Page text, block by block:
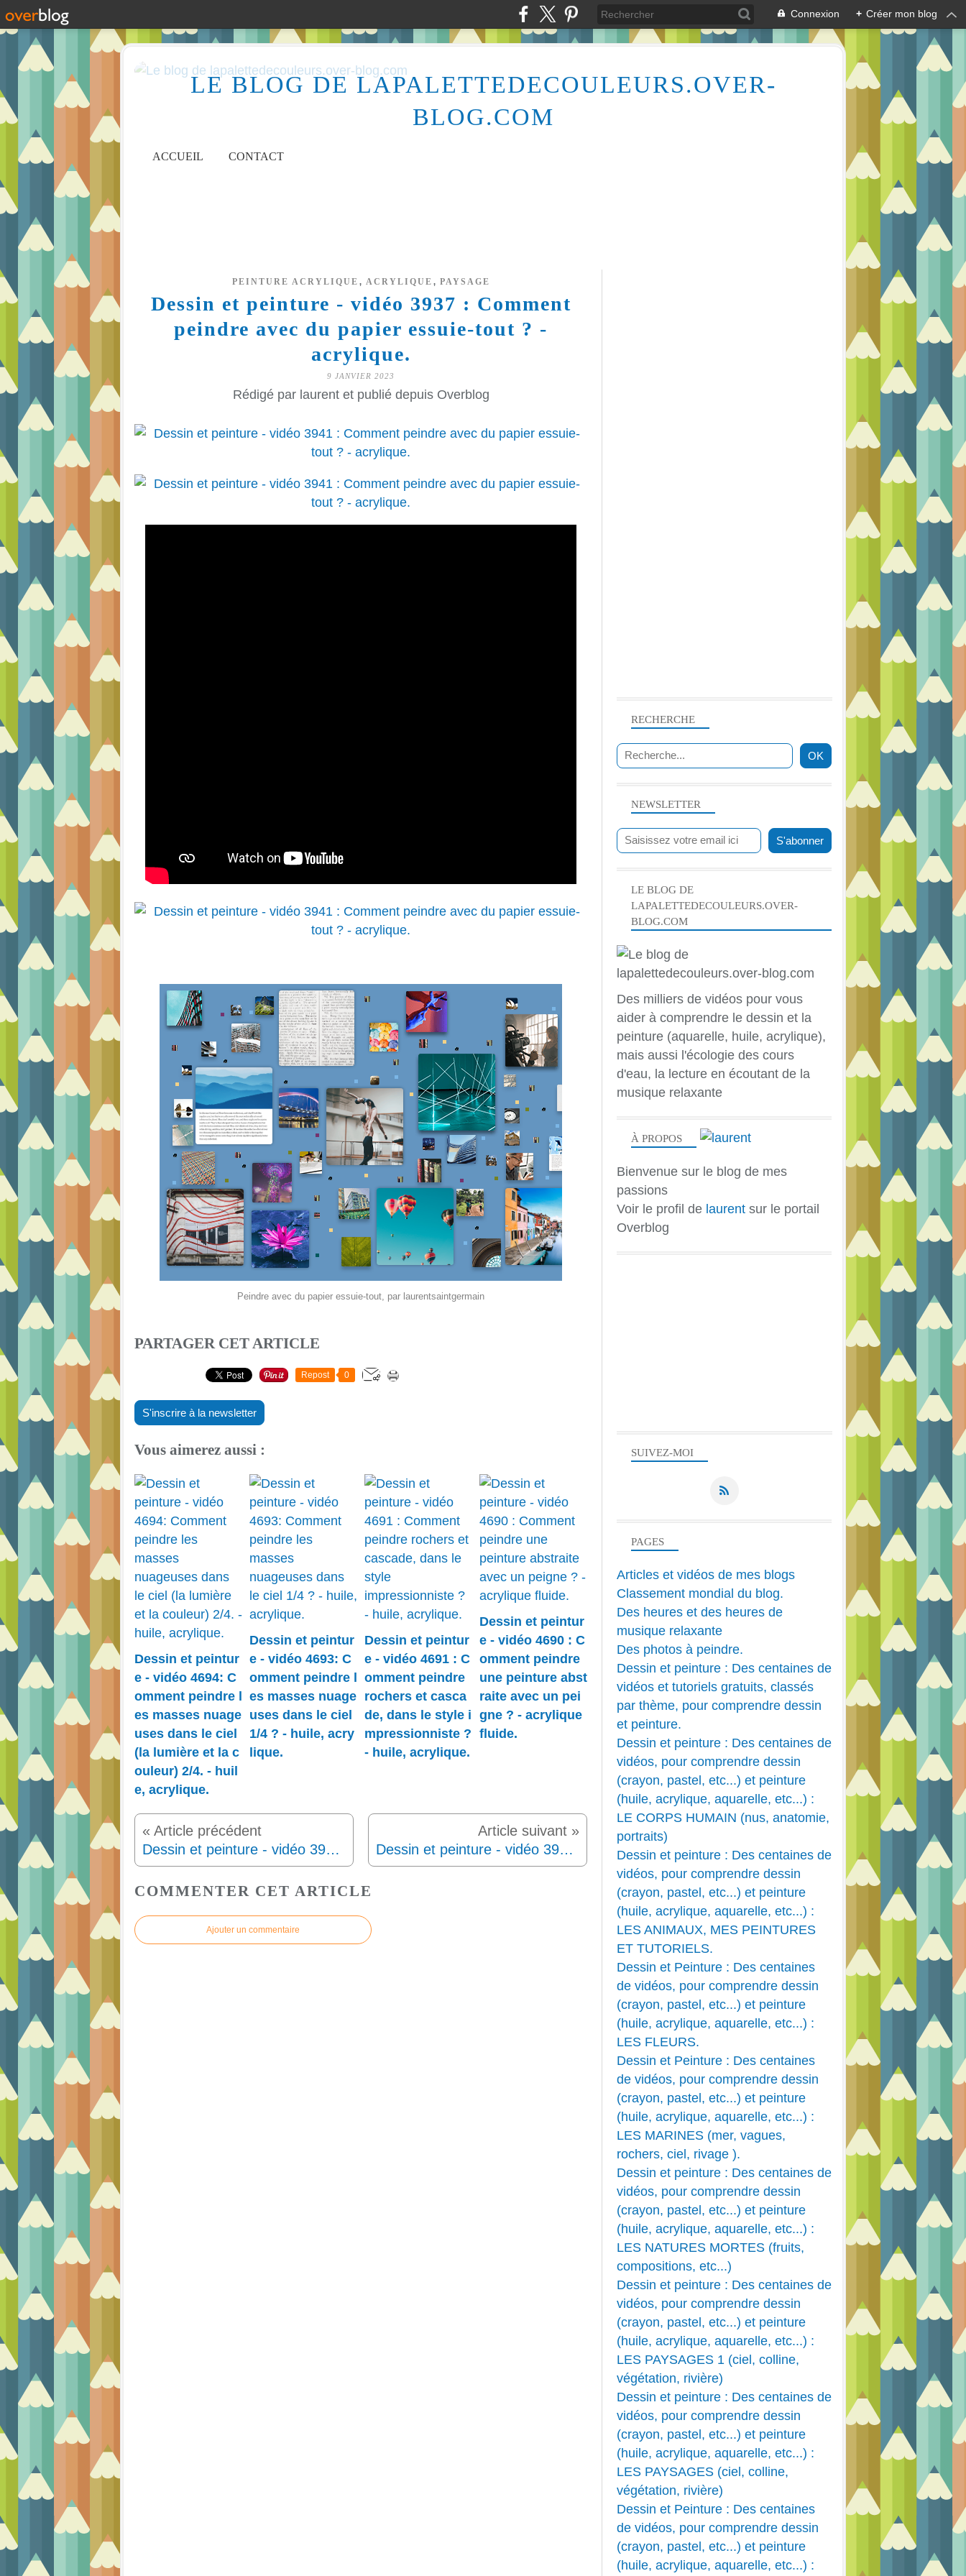
Connexion + Créer mon blog
LE BLOG DE LAPALETTEDECOULEURS.OVER-
BLOG.COM
ACCUEIL CONTACT
PEINTURE ACRYLIQUE , ACRYLIQUE , PAYSAGE
Dessin et peinture - vidéo 3937 : Comment
peindre avec du papier essuie-tout ? -
acrylique.
9 JANVIER 2023
Rédigé par laurent et publié depuis Overblog
Peindre avec du papier essuie-tout, par laurentsaintgermain
PARTAGER CET ARTICLE
Repost 0
S'inscrire à la newsletter
Vous aimerez aussi :
Dessin et peintur
e - vidéo 4694: C
omment peindre l
es masses nuage
uses dans le ciel
(la lumière et la c
ouleur) 2/4. - huil
e, acrylique.
Dessin et peintur
e - vidéo 4693: C
omment peindre l
es masses nuage
uses dans le ciel
1/4 ? - huile, acry
lique.
Dessin et peintur
e - vidéo 4691 : C
omment peindre
rochers et casca
de, dans le style i
mpressionniste ?
- huile, acrylique.
Dessin et peintur
e - vidéo 4690 : C
omment peindre
une peinture abst
raite avec un pei
gne ? - acrylique
fluide.
Dessin et peinture - vidéo 3936 : Comment réaliser un portrait, pas à pas ? - pastels. Dessin et peinture - vidéo 3938 : Comment peindre des cerises (nature morte) ? - aquarelle, crayons de couleur et panpastel.
COMMENTER CET ARTICLE
Ajouter un commentaire
NEWSLETTER
SUIVEZ-MOI
RECHERCHE
LE BLOG DE
LAPALETTEDECOULEURS.OVER-
BLOG.COM
Des milliers de vidéos pour vous
aider à comprendre le dessin et la
peinture (aquarelle, huile, acrylique),
mais aussi l'écologie des cours
d'eau, la lecture en écoutant de la
musique relaxante
À PROPOS
Bienvenue sur le blog de mes
passions
Voir le profil de laurent sur le portail
Overblog
PAGES
Articles et vidéos de mes blogs
Classement mondial du blog.
Des heures et des heures de
musique relaxante
Des photos à peindre.
Dessin et peinture : Des centaines de
vidéos et tutoriels gratuits, classés
par thème, pour comprendre dessin
et peinture.
Dessin et peinture : Des centaines de
vidéos, pour comprendre dessin
(crayon, pastel, etc...) et peinture
(huile, acrylique, aquarelle, etc...) :
LE CORPS HUMAIN (nus, anatomie,
portraits)
Dessin et peinture : Des centaines de
vidéos, pour comprendre dessin
(crayon, pastel, etc...) et peinture
(huile, acrylique, aquarelle, etc...) :
LES ANIMAUX, MES PEINTURES
ET TUTORIELS.
Dessin et Peinture : Des centaines
de vidéos, pour comprendre dessin
(crayon, pastel, etc...) et peinture
(huile, acrylique, aquarelle, etc...) :
LES FLEURS.
Dessin et Peinture : Des centaines
de vidéos, pour comprendre dessin
(crayon, pastel, etc...) et peinture
(huile, acrylique, aquarelle, etc...) :
LES MARINES (mer, vagues,
rochers, ciel, rivage ).
Dessin et peinture : Des centaines de
vidéos, pour comprendre dessin
(crayon, pastel, etc...) et peinture
(huile, acrylique, aquarelle, etc...) :
LES NATURES MORTES (fruits,
compositions, etc...)
Dessin et peinture : Des centaines de
vidéos, pour comprendre dessin
(crayon, pastel, etc...) et peinture
(huile, acrylique, aquarelle, etc...) :
LES PAYSAGES 1 (ciel, colline,
végétation, rivière)
Dessin et peinture : Des centaines de
vidéos, pour comprendre dessin
(crayon, pastel, etc...) et peinture
(huile, acrylique, aquarelle, etc...) :
LES PAYSAGES (ciel, colline,
végétation, rivière)
Dessin et Peinture : Des centaines
de vidéos, pour comprendre dessin
(crayon, pastel, etc...) et peinture
(huile, acrylique, aquarelle, etc...) :